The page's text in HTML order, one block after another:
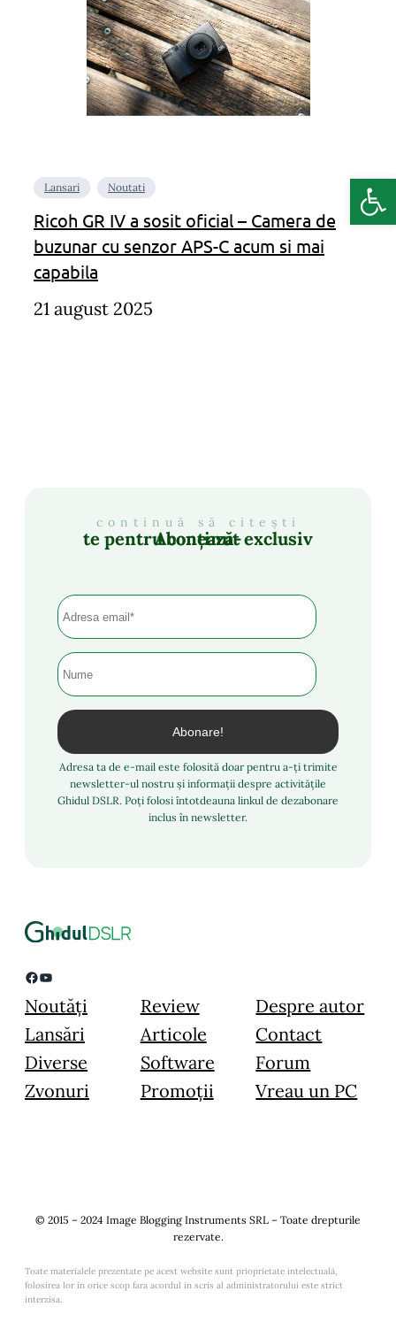
Lansari Noutati
Ricoh GR IV a sosit oficial – Camera de
buzunar cu senzor APS-C acum si mai
capabila
21 august 2025
continuă să citești
Abonează-te pentru conținut exclusiv
Adresa ta de e-mail este folosită doar pentru a-ți trimite
newsletter-ul nostru și informații despre activitățile
Ghidul DSLR. Poți folosi întotdeauna linkul de dezabonare
inclus în newsletter.
Facebook YouTube
Noutăți
Lansări
Diverse
Zvonuri
Review
Articole
Software
Promoții
Despre autor
Contact
Forum
Vreau un PC
© 2015 – 2024 Image Blogging Instruments SRL – Toate drepturile
rezervate.
Toate materialele prezentate pe acest website sunt prioprietate intelectuală,
folosirea lor in orice scop fara acordul in scris al administratorului este strict
interzisa.